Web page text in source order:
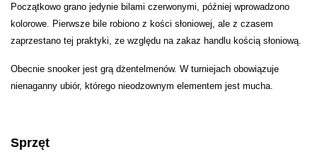
Początkowo grano jedynie bilami czerwonymi, później wprowadzono
kolorowe. Pierwsze bile robiono z kości słoniowej, ale z czasem
zaprzestano tej praktyki, ze względu na zakaz handlu kością słoniową.
Obecnie snooker jest grą dżentelmenów. W turniejach obowiązuje
nienaganny ubiór, którego nieodzownym elementem jest mucha.
Sprzęt